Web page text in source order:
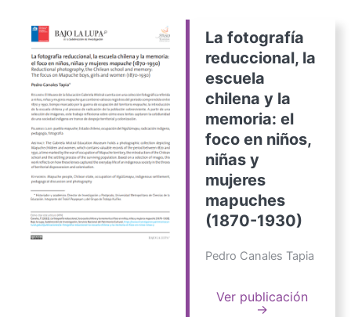
La fotografía
reduccional, la
escuela
chilena y la
memoria: el
foco en niños,
niñas y
mujeres
mapuches
(1870-1930)
Pedro Canales Tapia
Ver publicación
→